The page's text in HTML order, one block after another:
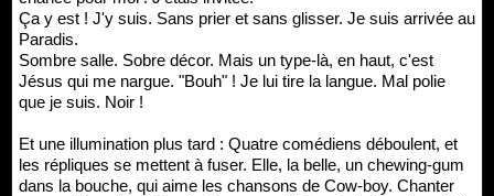
Ça y est ! J'y suis. Sans prier et sans glisser. Je suis arrivée au
Paradis.
Sombre salle. Sobre décor. Mais un type-là, en haut, c'est
Jésus qui me nargue. "Bouh" ! Je lui tire la langue. Mal polie
que je suis. Noir !
Et une illumination plus tard : Quatre comédiens déboulent, et
les répliques se mettent à fuser. Elle, la belle, un chewing-gum
dans la bouche, qui aime les chansons de Cow-boy. Chanter